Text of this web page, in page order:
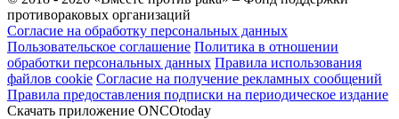
противораковых организаций
Согласие на обработку персональных данных
Пользовательское соглашение Политика в отношении
обработки персональных данных Правила использования
файлов cookie Согласие на получение рекламных сообщений
Правила предоставления подписки на периодическое издание
Скачать приложение ONCOtoday